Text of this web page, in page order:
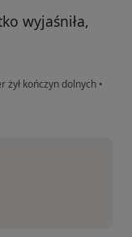
wyjaśniła,
żył kończyn dolnych •